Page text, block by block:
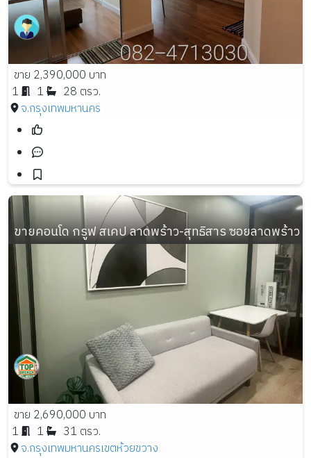
ขาย 2,390,000 บาท
1
1
28 ตรว.
จ.กรุงเทพมหานคร
ขายคอนโด กรูฟ สเคป ลาดพร้าว-สุทธิสาร ซอยลาดพร้าว
ขาย 2,690,000 บาท
1
1
31 ตรว.
จ.กรุงเทพมหานครเขตห้วยขวาง